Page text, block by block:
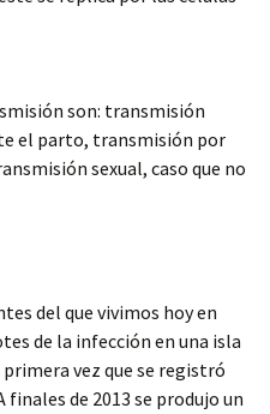
son: transmisión
el parto, transmisión por
sexual, caso que no
del que vivimos hoy en
de la infección en una isla
vez que se registró
finales de 2013 se produjo un